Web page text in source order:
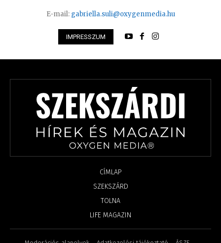
E-mail: gabriella.suli@oxygenmedia.hu
IMPRESSZUM
CÍMLAP
SZEKSZÁRD
TOLNA
LIFE MAGAZIN